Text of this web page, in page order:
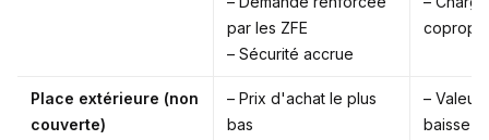
par les ZFE
– Sécurité accrue
Place extérieure (non
couverte)
– Prix d'achat le plus
bas
– Valeur
baisse